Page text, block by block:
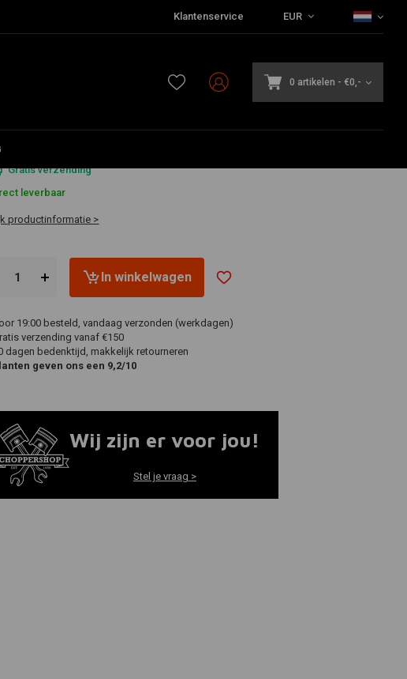
Klantenservice EUR
0 artikelen - €0,-
Gratis verzending
leverbaar
productinformatie >
In winkelwagen
19:00 besteld, vandaag verzonden (werkdagen)
verzending vanaf €150
dagen bedenktijd, makkelijk retourneren
geven ons een 9,2/10
Wij zijn er voor jou!
Stel je vraag >